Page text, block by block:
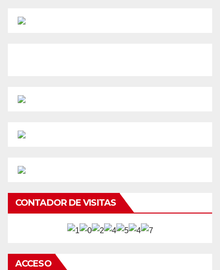
CONTADOR DE VISITAS
ACCESO